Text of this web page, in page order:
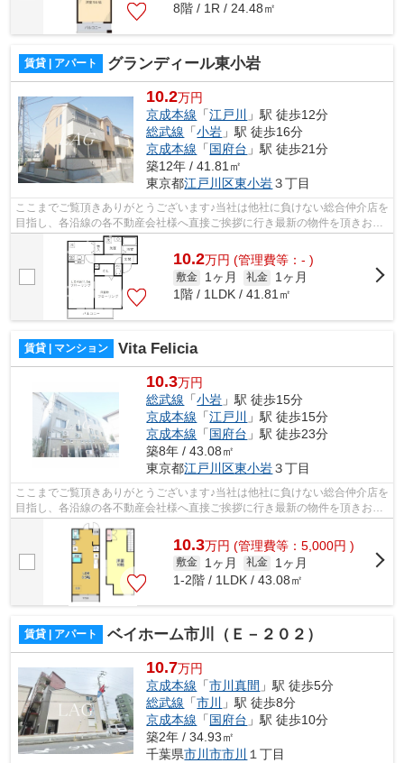
8階 / 1R / 24.48㎡
賃貸 | アパート グランディール東小岩
10.2万円
京成本線 「江戸川
」駅 徒歩12分
総武線 「小岩 」駅 徒歩16分
京成本線 「国府台 」駅 徒歩21分
築12年 / 41.81㎡
東京都江戸川区東小岩３丁目
ここまでご覧頂きありがとうございます♪当社は他社に負けない総合仲介店を
目指し、各沿線の各不動産会社様へ直接ご挨拶に行き最新の物件を頂きお客
様へ提供しております！最新の情報は...
10.2万円 (管理費等：- )
敷金 1ヶ月 礼金
1ヶ月
1階 / 1LDK / 41.81㎡
賃貸 | マンション Vita Felicia
10.3万円
総武線 「小岩 」駅 徒歩15分
京成本線 「江戸川
」駅 徒歩15分
京成本線 「国府台 」駅 徒歩23分
築8年 / 43.08㎡
東京都江戸川区東小岩３丁目
ここまでご覧頂きありがとうございます♪当社は他社に負けない総合仲介店を
目指し、各沿線の各不動産会社様へ直接ご挨拶に行き最新の物件を頂きお客
様へ提供しております！最新の情報は...
10.3万円 (管理費等：5,000円 )
敷金 1ヶ月 礼金
1ヶ月
1-2階 / 1LDK / 43.08㎡
賃貸 | アパート ベイホーム市川（Ｅ－２０２）
10.7万円
京成本線 「市川真間 」駅 徒歩5分
総武線 「市川
」駅 徒歩8分
京成本線 「国府台 」駅 徒歩10分
築2年 / 34.93㎡
千葉県市川市市川 １丁目